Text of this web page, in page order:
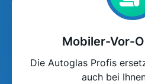
Mobiler-Vor-
Die Autoglas Profis
auch bei